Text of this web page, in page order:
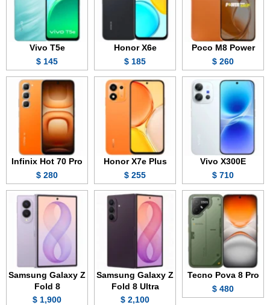
Poco M8 Power
260 $
Honor X6e
185 $
Vivo T5e
145 $
Vivo X300E
710 $
Honor X7e Plus
255 $
Infinix Hot 70 Pro
280 $
Tecno Pova 8 Pro
480 $
Samsung Galaxy Z
Fold 8 Ultra
2,100 $
Samsung Galaxy Z
Fold 8
1,900 $